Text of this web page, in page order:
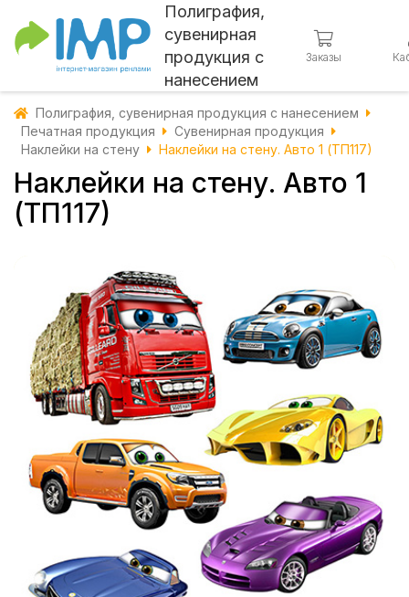
Полиграфия,
сувенирная
продукция с
нанесением
Заказы
Полиграфия, сувенирная продукция с нанесением
Печатная продукция
Сувенирная продукция
Наклейки на стену
Наклейки на стену. Авто 1 (ТП117)
Наклейки на стену. Авто 1
(ТП117)